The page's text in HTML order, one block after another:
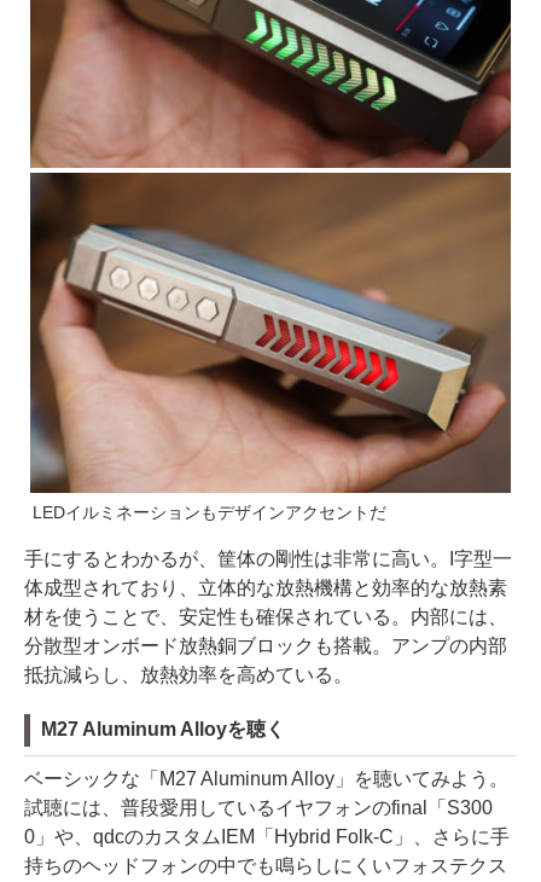
LEDイルミネーションもデザインアクセントだ
手にするとわかるが、筐体の剛性は非常に高い。I字型一
体成型されており、立体的な放熱機構と効率的な放熱素
材を使うことで、安定性も確保されている。内部には、
分散型オンボード放熱銅ブロックも搭載。アンプの内部
抵抗減らし、放熱効率を高めている。
M27 Aluminum Alloyを聴く
ベーシックな「M27 Aluminum Alloy」を聴いてみよう。
試聴には、普段愛用しているイヤフォンのfinal「S300
0」や、qdcのカスタムIEM「Hybrid Folk-C」、さらに手
持ちのヘッドフォンの中でも鳴らしにくいフォステクス